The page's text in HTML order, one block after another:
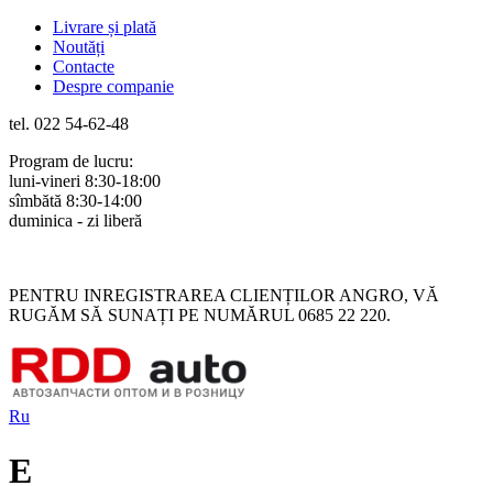
Livrare și plată
Noutăți
Contacte
Despre companie
tel. 022 54-62-48
Program de lucru:
luni-vineri 8:30-18:00
sîmbătă 8:30-14:00
duminica - zi liberă
PENTRU INREGISTRAREA CLIENȚILOR ANGRO, VĂ
RUGĂM SĂ SUNAȚI PE NUMĂRUL 0685 22 220.
Ru
E